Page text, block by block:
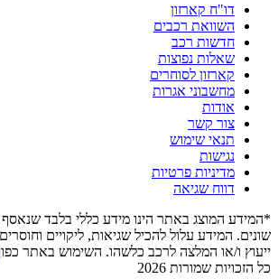
דו"ח קארזון
השוואת רכבים
חדשות רכב
שאלות נפוצות
קארזון לסוחרים
מחשבוני אגרות
אודות
צור קשר
תנאי שימוש
נגישות
מדיניות פרטיות
דווח שגיאה
*המידע המוצג באתר הינו מידע כללי בלבד שנאסף
שונים. המידע עלול להכיל שגיאות, ליקויים
ייעוץ ו/או המלצה לרכב כלשהו. השימוש באתר
כל הזכויות שמורות 2026